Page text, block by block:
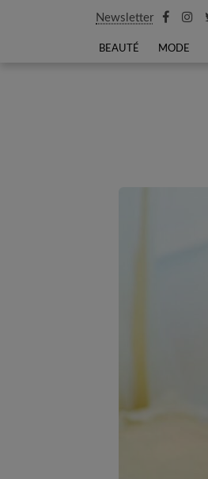
Newsletter
BEAUTÉ MODE